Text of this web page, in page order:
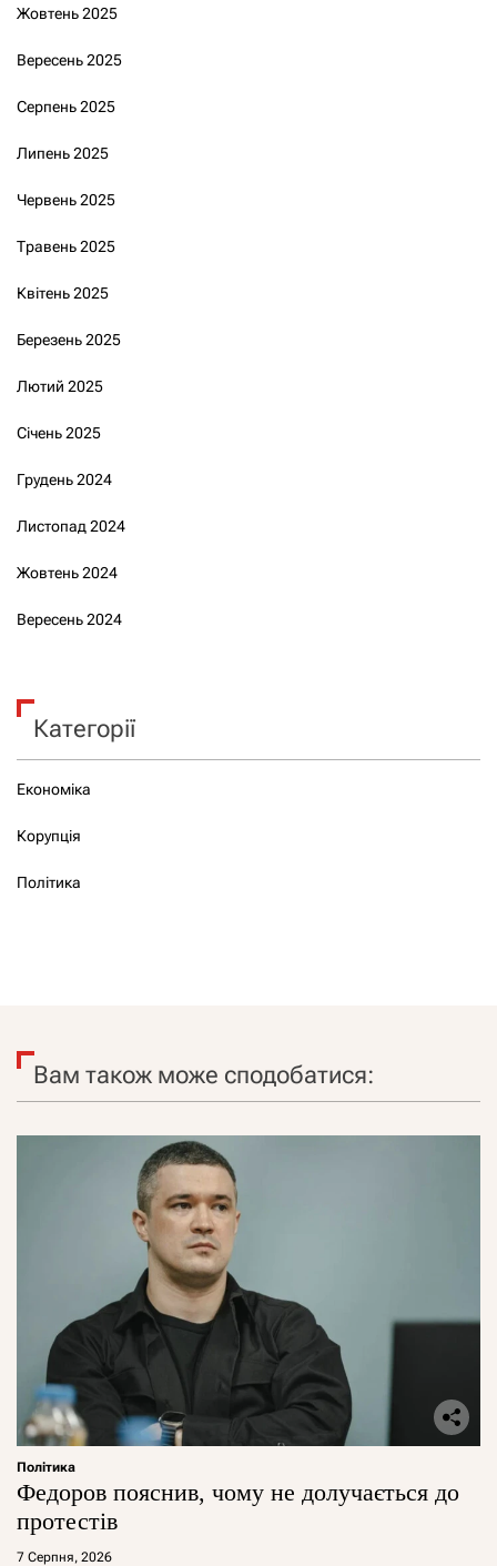
Жовтень 2025
Вересень 2025
Серпень 2025
Липень 2025
Червень 2025
Травень 2025
Квітень 2025
Березень 2025
Лютий 2025
Січень 2025
Грудень 2024
Листопад 2024
Жовтень 2024
Вересень 2024
Категорії
Економіка
Корупція
Політика
Вам також може сподобатися:
Політика
Федоров пояснив, чому не долучається до
протестів
7 Серпня, 2026